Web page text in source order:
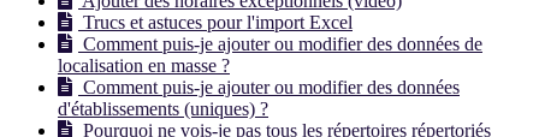
Trucs et astuces pour l'import Excel
Comment puis-je ajouter ou modifier des données de
localisation en masse ?
Comment puis-je ajouter ou modifier des données
d'établissements (uniques) ?
Pourquoi ne vois-je pas tous les répertoires répertoriés